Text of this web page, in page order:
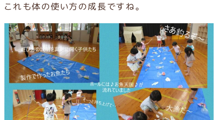
これも体の使い方の成長ですね。